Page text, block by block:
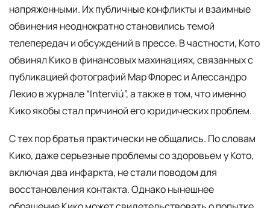
напряженными. Их публичные конфликты и взаимные
обвинения неоднократно становились темой
телепередач и обсуждений в прессе. В частности, Кото
обвинял Кико в финансовых махинациях, связанных с
публикацией фотографий Мар Флорес и Алессандро
Лекио в журнале “Interviú”, а также в том, что именно
Кико якобы стал причиной его юридических проблем.
С тех пор братья практически не общались. По словам
Кико, даже серьезные проблемы со здоровьем у Кото,
включая два инфаркта, не стали поводом для
восстановления контакта. Однако нынешнее